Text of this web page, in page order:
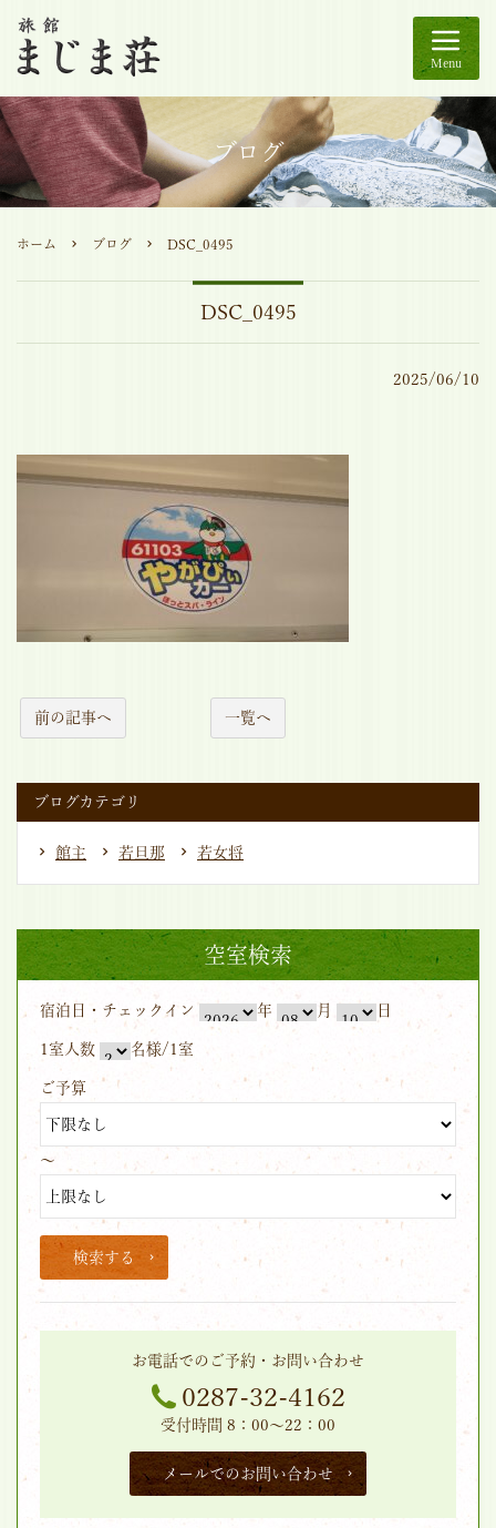
Menu
ブログ
ホーム ブログ DSC_0495
DSC_0495
2025/06/10
前の記事へ 一覧へ
ブログカテゴリ
館主 若旦那 若女将
空室検索
宿泊日・チェックイン 年 月 日
1室人数 名様/1室
ご予算
～
検索する
お電話でのご予約・お問い合わせ
0287-32-4162
受付時間 8：00～22：00
メールでのお問い合わせ